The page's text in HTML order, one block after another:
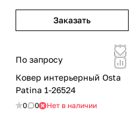
Заказать
По запросу
Ковер интерьерный Osta
Patina 1-26524
0 0 Нет в наличии